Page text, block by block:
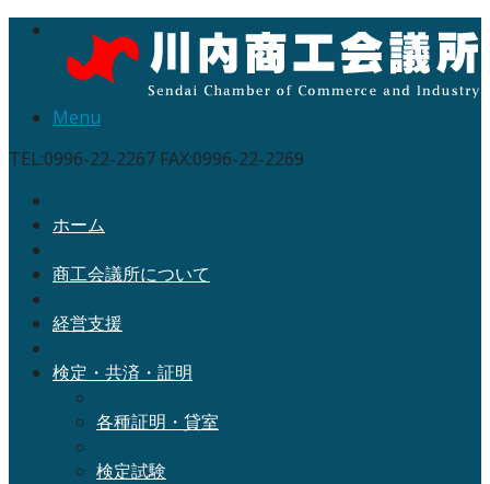
Menu
TEL:0996-22-2267 FAX:0996-22-2269
ホーム
商工会議所について
経営支援
検定・共済・証明
各種証明・貸室
検定試験